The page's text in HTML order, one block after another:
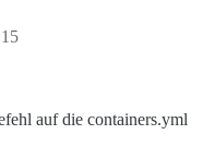
auf die containers.yml